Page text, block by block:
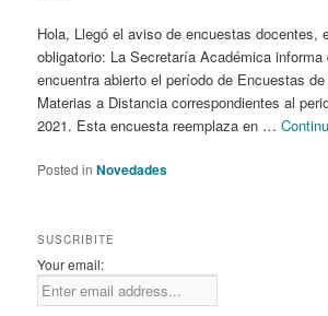
Hola, Llegó el aviso de encuestas docentes,
obligatorio: La Secretaría Académica informa
encuentra abierto el período de Encuestas
Materias a Distancia correspondientes al
2021. Esta encuesta reemplaza en …
Posted in Novedades
SUSCRIBITE
Your email: